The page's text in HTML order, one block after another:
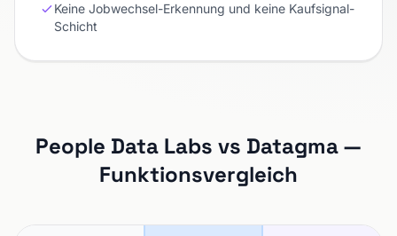
Keine Jobwechsel-Erkennung und keine Kaufsignal-
Schicht
People Data Labs vs Datagma —
Funktionsvergleich